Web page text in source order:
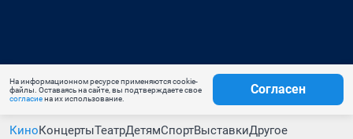
На информационном ресурсе применяются cookie-
файлы. Оставаясь на сайте, вы подтверждаете свое
согласиена их использование.
Согласен
КиноКонцертыТеатрДетямСпортВыставкиДругое